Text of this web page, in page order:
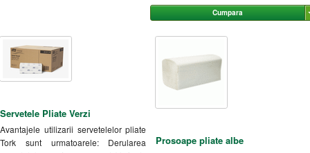
Cumpara
Servetele Pliate Verzi
Avantajele utilizarii servetelelor pliate
Tork sunt urmatoarele: Derularea
Prosoape pliate albe